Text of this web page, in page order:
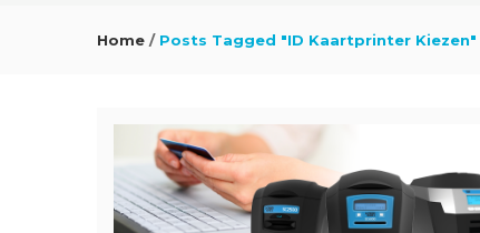
Home / Posts Tagged "ID Kaartprinter Kiezen"